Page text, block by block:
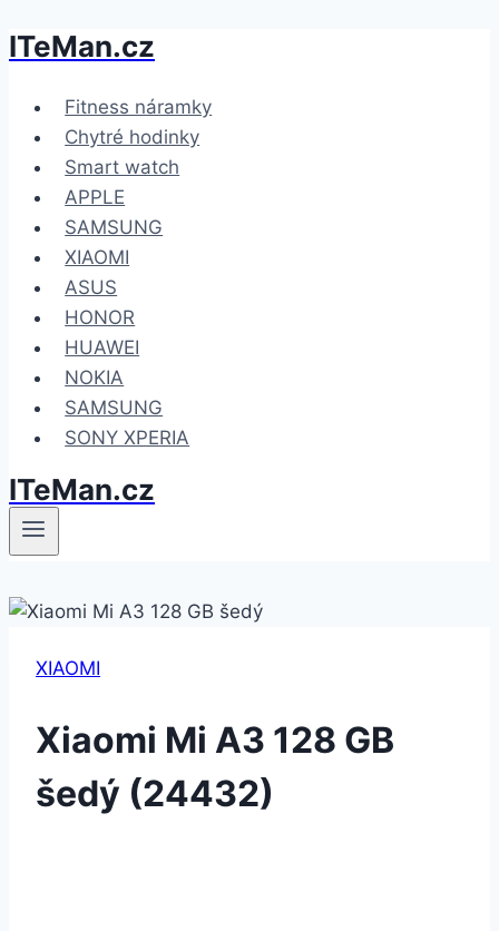
Přeskočit
obsah
ITeMan.cz
Fitness náramky
Chytré hodinky
Smart watch
APPLE
SAMSUNG
XIAOMI
ASUS
HONOR
HUAWEI
NOKIA
SAMSUNG
SONY XPERIA
ITeMan.cz
XIAOMI
Xiaomi Mi A3 128 GB
šedý (24432)